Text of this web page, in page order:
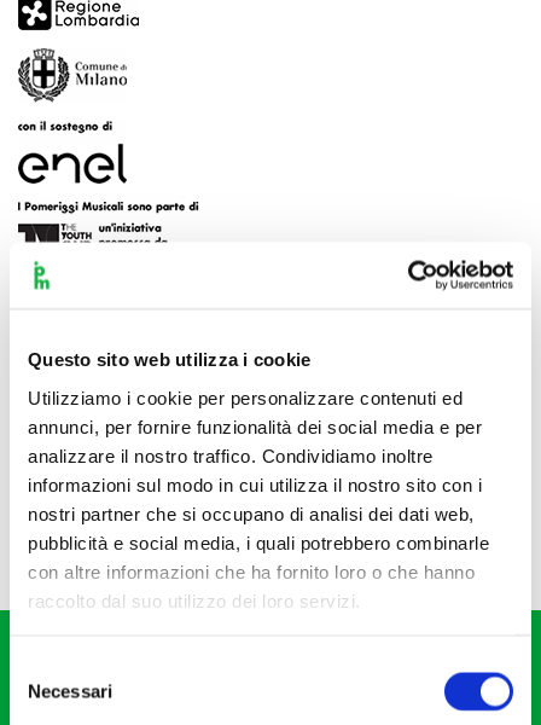
Questo sito web utilizza i cookie
Utilizziamo i cookie per personalizzare contenuti ed
annunci, per fornire funzionalità dei social media e per
analizzare il nostro traffico. Condividiamo inoltre
informazioni sul modo in cui utilizza il nostro sito con i
nostri partner che si occupano di analisi dei dati web,
pubblicità e social media, i quali potrebbero combinarle
con altre informazioni che ha fornito loro o che hanno
raccolto dal suo utilizzo dei loro servizi.
delNecessari